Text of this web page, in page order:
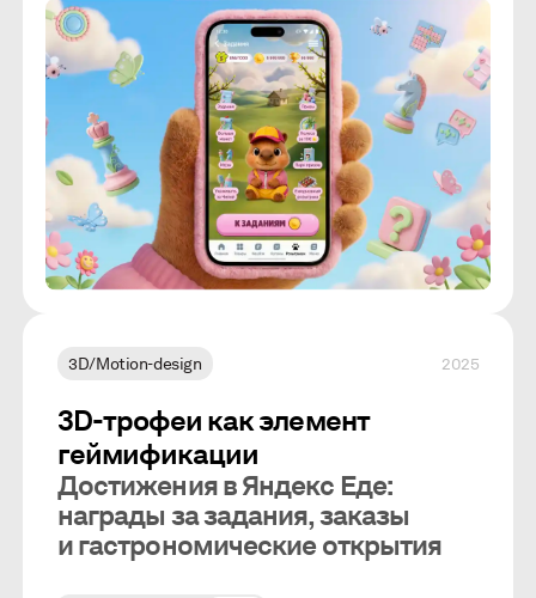
3D/Motion-design 2025
3D-трофеи как элемент
геймификации
Достижения в Яндекс Еде:
награды за задания, заказы
и гастрономические открытия